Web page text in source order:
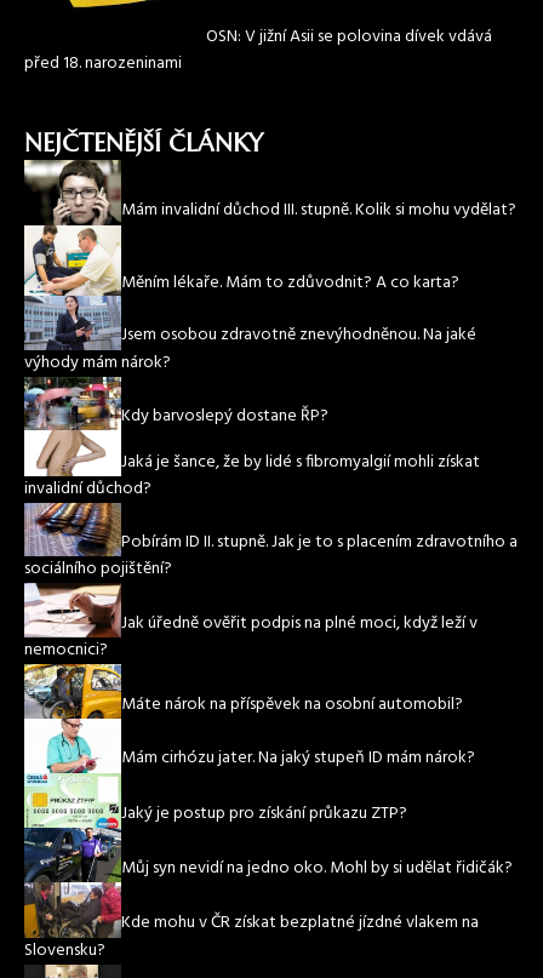
OSN: V jižní Asii se polovina dívek vdává
před 18. narozeninami
NEJČTENĚJŠÍ ČLÁNKY
Mám invalidní důchod III. stupně. Kolik si mohu vydělat?
Měním lékaře. Mám to zdůvodnit? A co karta?
Jsem osobou zdravotně znevýhodněnou. Na jaké
výhody mám nárok?
Kdy barvoslepý dostane ŘP?
Jaká je šance, že by lidé s fibromyalgií mohli získat
invalidní důchod?
Pobírám ID II. stupně. Jak je to s placením zdravotního a
sociálního pojištění?
Jak úředně ověřit podpis na plné moci, když leží v
nemocnici?
Máte nárok na příspěvek na osobní automobil?
Mám cirhózu jater. Na jaký stupeň ID mám nárok?
Jaký je postup pro získání průkazu ZTP?
Můj syn nevidí na jedno oko. Mohl by si udělat řidičák?
Kde mohu v ČR získat bezplatné jízdné vlakem na
Slovensku?